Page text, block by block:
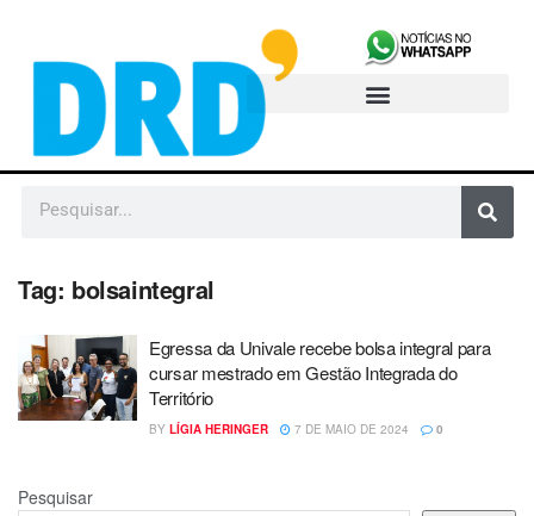
Tag: bolsaintegral
Egressa da Univale recebe bolsa integral para
cursar mestrado em Gestão Integrada do
Território
BY LÍGIA HERINGER 7 DE MAIO DE 2024 0
Pesquisar